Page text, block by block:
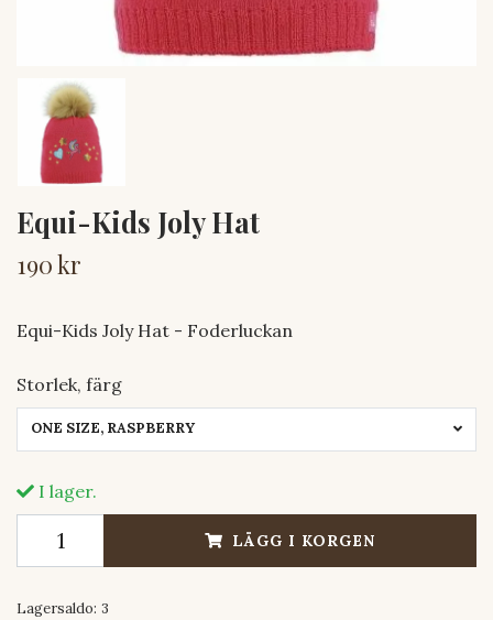
Equi-Kids Joly Hat
190 kr
Equi-Kids Joly Hat - Foderluckan
Storlek, färg
ONE SIZE, RASPBERRY
I lager.
LÄGG I KORGEN
Lagersaldo: 3